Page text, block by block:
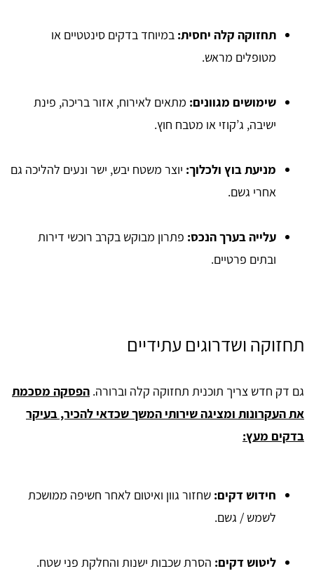
תחזוקה קלה יחסית: במיוחד בדקים סינטטיים או
מטופלים מראש.
שימושים מגוונים: מתאים לאירוח, אזור בריכה, פינת
ישיבה, ג’קוזי או מטבח חוץ.
מניעת בוץ ולכלוך: יוצר משטח יבש, ישר ונעים להליכה גם
אחרי גשם.
עלייה בערך הנכס: פתרון מבוקש בקרב רוכשי דירות
ובתים פרטיים.
תחזוקה ושדרוגים עתידיים
גם דק חדש צריך תוכנית תחזוקה קלה וברורה. הפסקה מסכמת
את העקרונות ומציגה שירותי המשך שכדאי להכיר, בעיקר
בדקים מעץ:
חידוש דקים: שחזור גוון ואיטום לאחר חשיפה ממושכת
לשמש / גשם.
ליטוש דקים: הסרת שכבות ישנות והחלקת פני שטח.